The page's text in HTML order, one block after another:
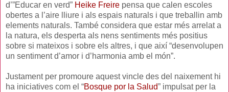
d’”Educar en verd” Heike Freire pensa que calen escoles
obertes a l’aire lliure i als espais naturals i que treballin amb
elements naturals. També considera que estar més arrelat a
la natura, els desperta als nens sentiments més positius
sobre si mateixos i sobre els altres, i que així “desenvolupen
un sentiment d’amor i d’harmonia amb el món”.
Justament per promoure aquest vincle des del naixement hi
ha iniciatives com el “Bosque por la Salud” impulsat per la